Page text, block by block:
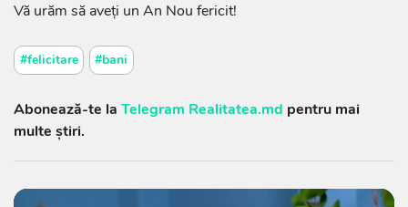
Vă urăm să aveţi un An Nou fericit!
#felicitare #bani
Abonează-te la Telegram Realitatea.md pentru mai
multe știri.